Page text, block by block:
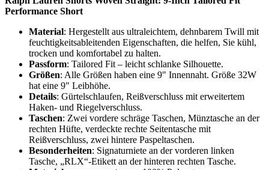
Performance Short
Material: Hergestellt aus ultraleichtem, dehnbarem Twill mit
feuchtigkeitsableitenden Eigenschaften, die helfen, Sie kühl,
trocken und komfortabel zu halten.
Passform: Tailored Fit – leicht schlanke Silhouette.
Größen: Alle Größen haben eine 9" Innennaht. Größe 32W
hat eine 9" Leibhöhe.
Details: Gürtelschlaufen, Reißverschluss mit erweitertem
Haken- und Riegelverschluss.
Taschen: Zwei vordere schräge Taschen, Münztasche an der
rechten Hüfte, verdeckte rechte Seitentasche mit
Reißverschluss, zwei hintere Paspeltaschen.
Besonderheiten: Signaturniete an der vorderen linken
Tasche, „RLX“-Etikett an der hinteren rechten Tasche.